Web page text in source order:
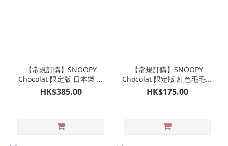
【常規訂購】SNOOPY
Chocolat 限定版 日本製 栃
木天然皮革 牛皮吊飾掛飾一
個｜史努比巧克力專門店代
HK$385.00
【常規訂購】SNOOPY
Chocolat 限定版 紅色毛毛愛
心吊牌吊飾掛飾｜史努比巧
克力專門店代購
HK$175.00